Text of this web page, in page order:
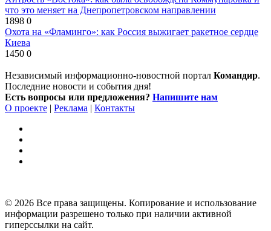
что это меняет на Днепропетровском направлении
1898 0
Охота на «Фламинго»: как Россия выжигает ракетное сердце
Киева
1450 0
Независимый информационно-новостной портал Командир.
Последние новости и события дня!
Есть вопросы или предложения? Напишите нам
О проекте | Реклама | Контакты
© 2026 Все права защищены. Копирование и использование
информации разрешено только при наличии активной
гиперссылки на сайт.